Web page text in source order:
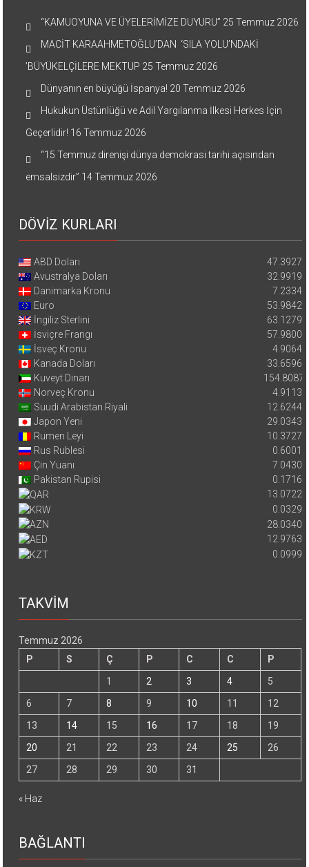
“KAMUOYUNA VE ÜYELERİMİZE DUYURU” 25 Temmuz 2026
MACİT KARAAHMETOĞLU’DAN ‘SILA YOLU’NDAKİ
’BÜYÜKELÇİLERE MEKTUP 25 Temmuz 2026
Dünyanın en büyüğü İspanya! 20 Temmuz 2026
Hukukun Üstünlüğü ve Adil Yargılanma İlkesi Herkes İçin
Geçerlidir! 16 Temmuz 2026
“15 Temmuz direnişi dünya demokrasi tarihi açısından
emsalsizdir” 14 Temmuz 2026
DÖVİZ KURLARI
ABD Doları
47.3927
Avustralya Doları
32.9919
Danimarka Kronu
7.2334
Euro
53.9842
İngiliz Sterlini
63.1279
İsviçre Frangı
57.9800
İsveç Kronu
4.9064
Kanada Doları
33.6596
Kuveyt Dinarı
154.8087
Norveç Kronu
4.9113
Suudi Arabistan Riyali
12.6244
Japon Yeni
29.0343
Rumen Leyi
10.3727
Rus Rublesi
0.6001
Çin Yuanı
7.0430
Pakistan Rupisi
0.1716
13.0722
0.0329
28.0340
12.9763
0.0999
TAKVİM
Temmuz 2026
P
S Ç P C C
P
1
2 3 4
5
6
7 8 9 10 11
12
13
14 15 16 17 18
19
20
21 22 23 24 25
26
27
28 29 30 31
« Haz
BAĞLANTI